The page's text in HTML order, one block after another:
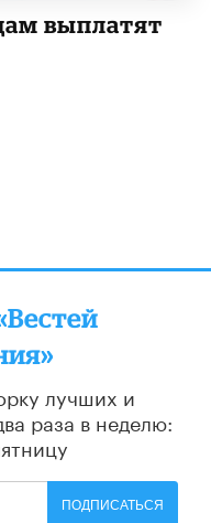
выплатят
лучших и
раза в неделю:
ПОДПИСАТЬСЯ